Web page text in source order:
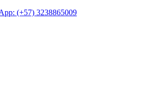
(+57) 3238865009